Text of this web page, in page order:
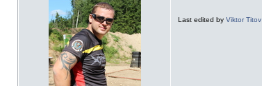
Last edited by Viktor Titov